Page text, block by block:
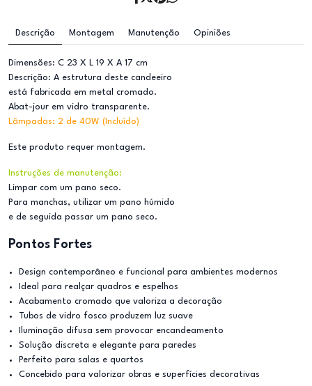
Descrição Montagem Manutenção Opiniões
Dimensões: C 23 X L 19 X A 17 cm
Descrição: A estrutura deste candeeiro
está fabricada em metal cromado.
Abat-jour em vidro transparente.
Lâmpadas: 2 de 40W (Incluído)
Este produto requer montagem.
Instruções de manutenção:
Limpar com um pano seco.
Para manchas, utilizar um pano húmido
e de seguida passar um pano seco.
Pontos Fortes
Design contemporâneo e funcional para ambientes modernos
Ideal para realçar quadros e espelhos
Acabamento cromado que valoriza a decoração
Tubos de vidro fosco produzem luz suave
Iluminação difusa sem provocar encandeamento
Solução discreta e elegante para paredes
Perfeito para salas e quartos
Concebido para valorizar obras e superfícies decorativas